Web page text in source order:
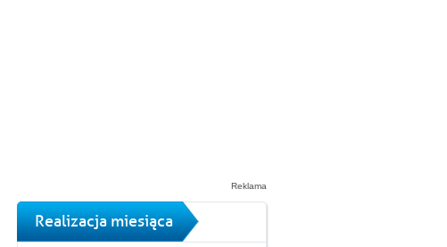
Reklama
Realizacja miesiąca